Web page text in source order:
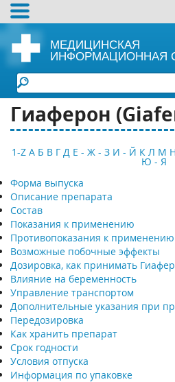
МЕДИЦИНСКАЯ
ИНФОРМАЦИОННАЯ
Гиаферон
1-Z А Б В Г Д Е - Ж - З И - Й К Л М Н
Ю - Я
Форма выпуска
Описание препарата
Состав
Показания к применению
Противопоказания к применению
Возможные побочные эффекты
Дозировка, как принимать
Влияние на беременность
Управление транспортом
Дополнительные указания при
Передозировка
Как хранить препарат
Срок годности
Условия отпуска
Информация по упаковке